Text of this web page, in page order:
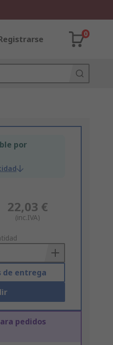
0
por
22,03 €
(inc.IVA)
de entrega
pedidos